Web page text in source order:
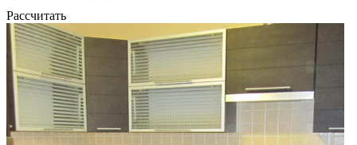
Рассчитать